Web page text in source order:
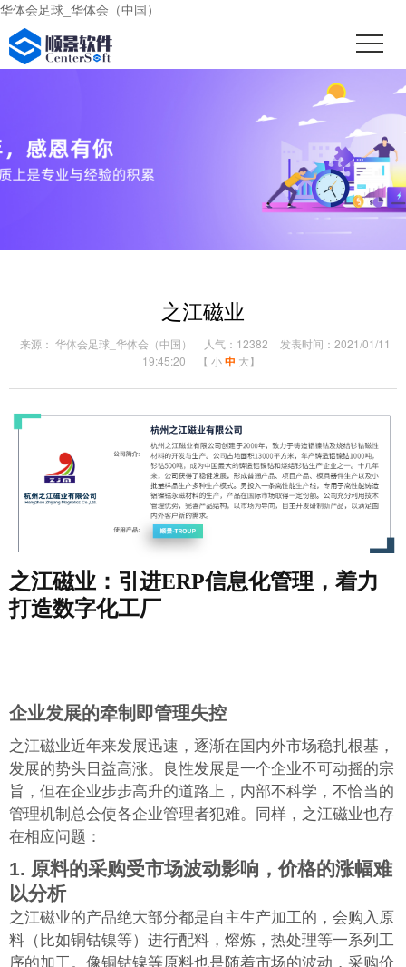
华体会足球_华体会（中国）
之江磁业
来源： 华体会足球_华体会（中国） 人气：12382
发表时间：2021/01/11
19:45:20
【 小 中 大】
之江磁业：引进ERP信息化管理，着力
打造数字化工厂
企业发展的牵制即管理失控
之江磁业近年来发展迅速，逐渐在国内外市场稳扎根基，
发展的势头日益高涨。良性发展是一个企业不可动摇的宗
旨，但在企业步步高升的道路上，内部不科学，不恰当的
管理机制总会使各企业管理者犯难。同样，之江磁业也存
在相应问题：
1. 原料的采购受市场波动影响，价格的涨幅难
以分析
之江磁业的产品绝大部分都是自主生产加工的，会购入原
料（比如铜钴镍等）进行配料，熔炼，热处理等一系列工
序的加工。像铜钴镍等原料也是随着市场的波动，采购价